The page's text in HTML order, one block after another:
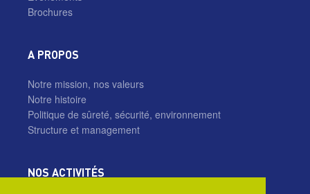
Brochures
A PROPOS
Notre mission, nos valeurs
Notre histoire
Politique de sûreté, sécurité, environnement
Structure et management
NOS ACTIVITÉS